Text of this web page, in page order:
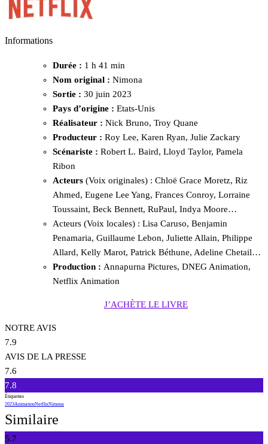
Informations
Durée : 1 h 41 min
Nom original : Nimona
Sortie : 30 juin 2023
Pays d’origine : Etats-Unis
Réalisateur : Nick Bruno, Troy Quane
Producteur : Roy Lee, Karen Ryan, Julie Zackary
Scénariste : Robert L. Baird, Lloyd Taylor, Pamela
Ribon
Acteurs (Voix originales) : Chloë Grace Moretz, Riz
Ahmed, Eugene Lee Yang, Frances Conroy, Lorraine
Toussaint, Beck Bennett, RuPaul, Indya Moore…
Acteurs (Voix locales) : Lisa Caruso, Benjamin
Penamaria, Guillaume Lebon, Juliette Allain, Philippe
Allard, Kelly Marot, Patrick Béthune, Adeline Chetail…
Production : Annapurna Pictures, DNEG Animation,
Netflix Animation
J’ACHÈTE LE LIVRE
NOTRE AVIS
7.9
AVIS DE LA PRESSE
7.6
7.8
Étiquettes
2023AnimationNetflixNimona
Similaire
5.7